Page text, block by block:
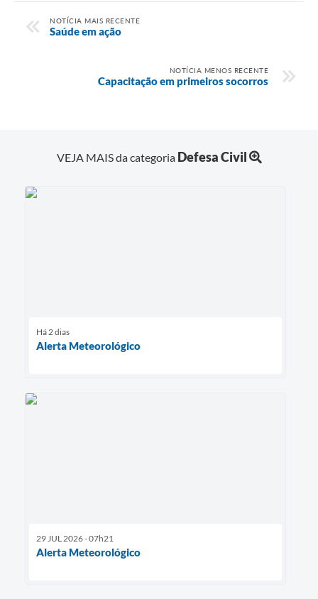
NOTÍCIA MAIS RECENTE
Saúde em ação
NOTÍCIA MENOS RECENTE
Capacitação em primeiros socorros
VEJA MAIS da categoria Defesa Civil
Há 2 dias
Alerta Meteorológico
29 JUL 2026 - 07h21
Alerta Meteorológico